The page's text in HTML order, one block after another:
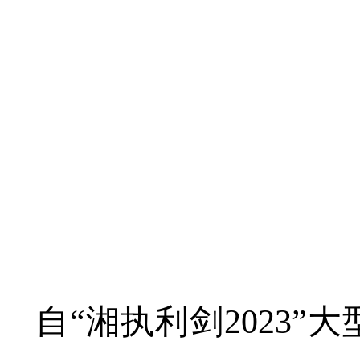
自“湘执利剑2023”